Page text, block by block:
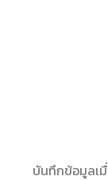
บันทึกข้อมูลเ